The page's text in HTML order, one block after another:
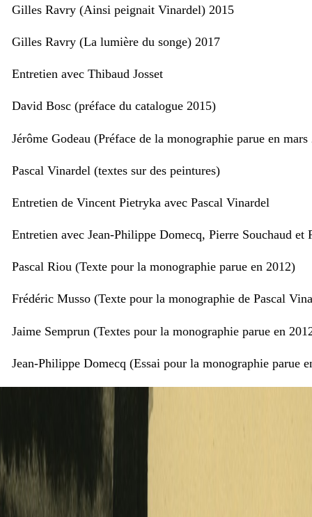
Gilles Ravry (Ainsi peignait Vinardel) 2015
Gilles Ravry (La lumière du songe) 2017
Entretien avec Thibaud Josset
David Bosc (préface du catalogue 2015)
Jérôme Godeau (Préface de la monographie parue en mars
Pascal Vinardel (textes sur des peintures)
Entretien de Vincent Pietryka avec Pascal Vinardel
Entretien avec Jean-Philippe Domecq, Pierre Souchaud et
Pascal Riou (Texte pour la monographie parue en 2012)
Frédéric Musso (Texte pour la monographie de Pascal
Jaime Semprun (Textes pour la monographie parue en
Jean-Philippe Domecq (Essai pour la monographie parue